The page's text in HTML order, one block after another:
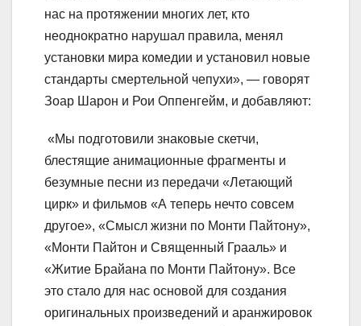
нас на протяжении многих лет, кто
неоднократно нарушал правила, менял
установки мира комедии и установил новые
стандарты смертельной чепухи», — говорят
Зоар Шарон и Рои Оппенгейм, и добавляют:
«Мы подготовили знаковые скетчи,
блестящие анимационные фрагменты и
безумные песни из передачи «Летающий
цирк» и фильмов «А теперь нечто совсем
другое», «Смысл жизни по Монти Пайтону»,
«Монти Пайтон и Священный Грааль» и
«Житие Брайана по Монти Пайтону». Все
это стало для нас основой для создания
оригинальных произведений и аранжировок